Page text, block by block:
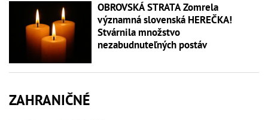
OBROVSKÁ STRATA Zomrela
významná slovenská HEREČKA!
Stvárnila množstvo
nezabudnuteľných postáv
ZAHRANIČNÉ